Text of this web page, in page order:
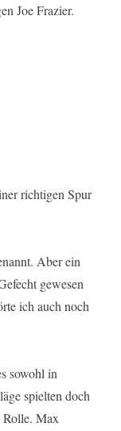
Joe Frazier.
richtigen Spur
Aber ein
gewesen
ich auch noch
sowohl in
spielten doch
Rolle. Max